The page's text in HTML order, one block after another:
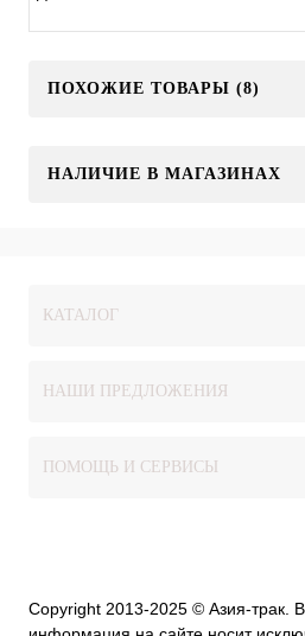
ПОХОЖИЕ ТОВАРЫ (8)
НАЛИЧИЕ В МАГАЗИНАХ
КАТАЛОГ
НАШИ ПРЕДЛОЖЕНИЯ
ПОМОЩЬ И СЕРВИСЫ
Copyright 2013-2025 © Азия-трак.